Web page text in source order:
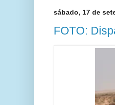
sábado, 17 de
FOTO: